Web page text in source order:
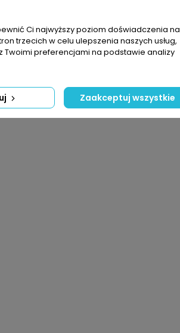
Ci najwyższy poziom doświadczenia na
trzecich w celu ulepszenia naszych usług,
Twoimi preferencjami na podstawie analizy
Zaakceptuj wszystkie